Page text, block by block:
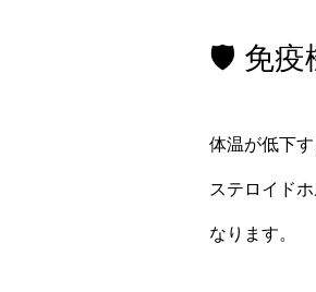
🛡️ 免疫
体温が低下す
ステロイド
なります。